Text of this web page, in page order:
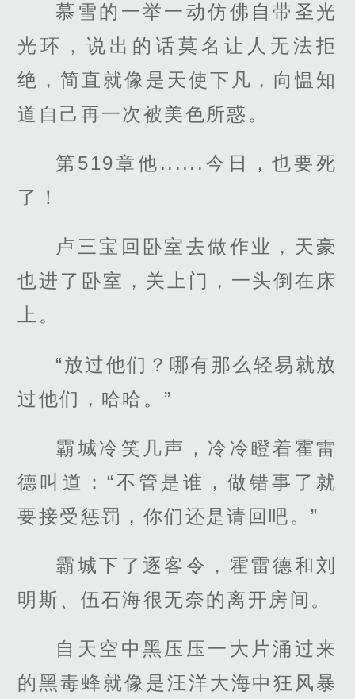
慕雪的一举一动仿佛自带圣光
光环，说出的话莫名让人无法拒
绝，简直就像是天使下凡，向愠知
道自己再一次被美色所惑。
第519章他......今日，也要死
了！
卢三宝回卧室去做作业，天豪
也进了卧室，关上门，一头倒在床
上。
“放过他们？哪有那么轻易就放
过他们，哈哈。”
霸城冷笑几声，冷冷瞪着霍雷
德叫道：“不管是谁，做错事了就
要接受惩罚，你们还是请回吧。”
霸城下了逐客令，霍雷德和刘
明斯、伍石海很无奈的离开房间。
自天空中黑压压一大片涌过来
的黑毒蜂就像是汪洋大海中狂风暴